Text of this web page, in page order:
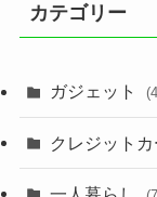
カテゴリー
ガジェット
クレジット